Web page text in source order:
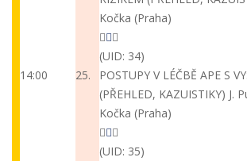
Kočka (Praha)
(UID: 34)
14:00
25.
POSTUPY V LÉČBĚ APE S
(PŘEHLED, KAZUISTIKY) J.
Kočka (Praha)
(UID: 35)